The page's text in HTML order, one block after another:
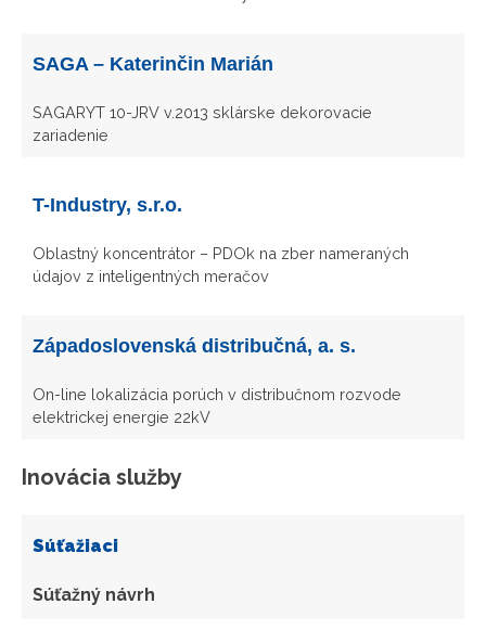
SAGA – Katerinčin Marián
SAGARYT 10-JRV v.2013 sklárske dekorovacie
zariadenie
T-Industry, s.r.o.
Oblastný koncentrátor – PDOk na zber nameraných
údajov z inteligentných meračov
Západoslovenská distribučná, a. s.
On-line lokalizácia porúch v distribučnom rozvode
elektrickej energie 22kV
Inovácia služby
Súťažiaci
Súťažný návrh